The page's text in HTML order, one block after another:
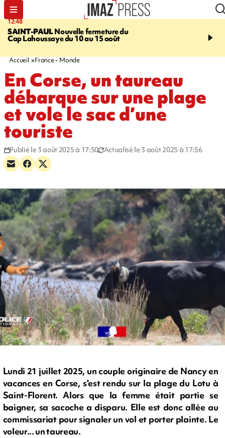
12:48
SAINT-PAULNouvelle fermeture du
Cap Lahoussaye du 10 au 15 août
14:23
massif de migrants, la
Accueil France - Monde
En Corse, un taureau
débarque sur une plage
et vole le sac d’une
touriste
Publié le 3 août 2025 à 17:50 Actualisé le 3 août 2025 à 17:56
Lundi 21 juillet 2025, un couple originaire de Nancy en
vacances en Corse, s'est rendu sur la plage du Lotu à
Saint-Florent. Alors que la femme était partie se
baigner, sa sacoche a disparu. Elle est donc allée au
commissariat pour signaler un vol et porter plainte. Le
voleur... un taureau.